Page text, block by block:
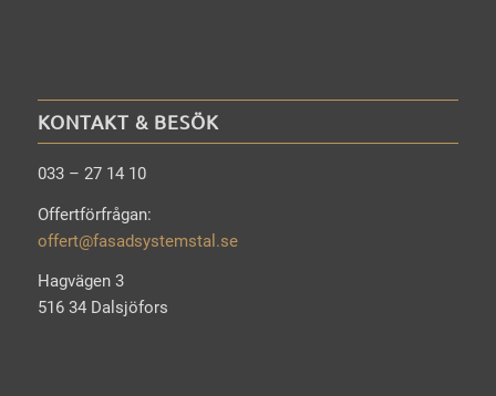
KONTAKT & BESÖK
033 – 27 14 10
Offertförfrågan:
offert@fasadsystemstal.se
Hagvägen 3
516 34 Dalsjöfors